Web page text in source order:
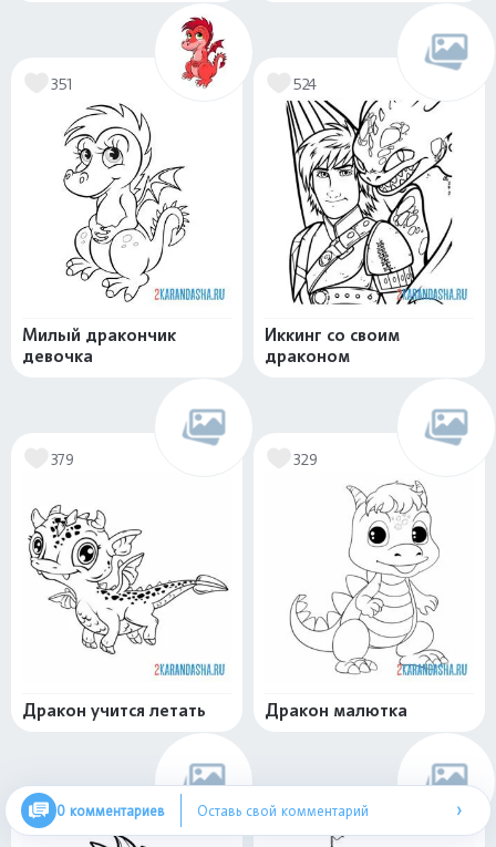
351
Милый дракончик
девочка
524
Иккинг со своим
драконом
379
Дракон учится летать
329
Дракон малютка
620 404
0 комментариев Оставь свой комментарий ›